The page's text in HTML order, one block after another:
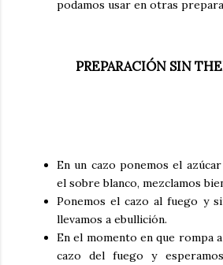
podamos usar en otras
PREPARACIÓN SIN
En un cazo ponemos el
el sobre blanco, mezclamos
Ponemos el cazo al fuego y
llevamos a ebullición.
En el momento en que rompa
cazo del fuego y